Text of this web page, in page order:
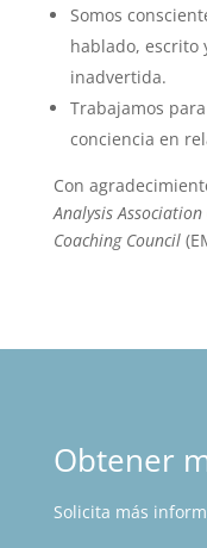
Somos
hablado, escrito
inadvertida.
Trabajamos
conciencia en
Con
Analysis Association
Coaching Council
Obtener
Solicita más